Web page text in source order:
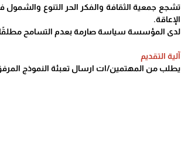
تشجع جمعية الثقافة والفكر الحر التنوع والشمول
الإعاقة.
لدى المؤسسة سياسة صارمة بعدم التسامح مطلقًا
آلية التقديم
يطلب من المهتمين/ات ارسال تعبئة النموذج